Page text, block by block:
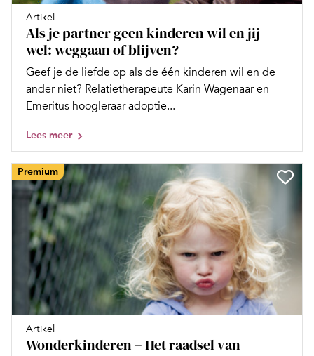
Artikel
Als je partner geen kinderen wil en jij
wel: weggaan of blijven?
Geef je de liefde op als de één kinderen wil en de
ander niet? Relatietherapeute Karin Wagenaar en
Emeritus hoogleraar adoptie...
Lees meer
Premium
Artikel
Wonderkinderen – Het raadsel van